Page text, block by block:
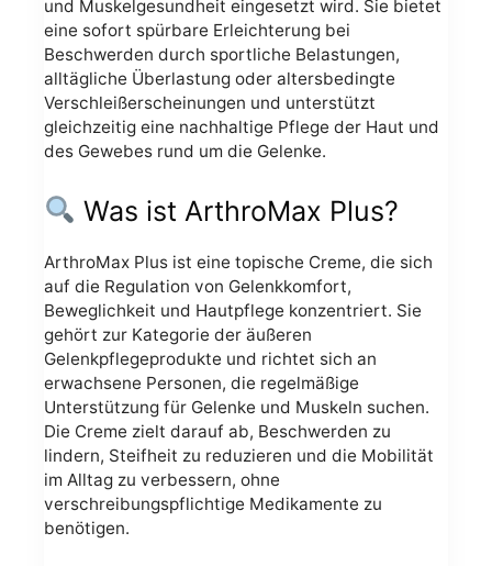
und Muskelgesundheit eingesetzt wird. Sie bietet
eine sofort spürbare Erleichterung bei
Beschwerden durch sportliche Belastungen,
alltägliche Überlastung oder altersbedingte
Verschleißerscheinungen und unterstützt
gleichzeitig eine nachhaltige Pflege der Haut und
des Gewebes rund um die Gelenke.
Was ist ArthroMax Plus?
ArthroMax Plus ist eine topische Creme, die sich
auf die Regulation von Gelenkkomfort,
Beweglichkeit und Hautpflege konzentriert. Sie
gehört zur Kategorie der äußeren
Gelenkpflegeprodukte und richtet sich an
erwachsene Personen, die regelmäßige
Unterstützung für Gelenke und Muskeln suchen.
Die Creme zielt darauf ab, Beschwerden zu
lindern, Steifheit zu reduzieren und die Mobilität
im Alltag zu verbessern, ohne
verschreibungspflichtige Medikamente zu
benötigen.